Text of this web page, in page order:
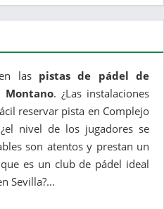
las pistas de pádel de
Montano. ¿Las instalaciones
reservar pista en Complejo
nivel de los jugadores se
son atentos y prestan un
es un club de pádel ideal
Sevilla?...